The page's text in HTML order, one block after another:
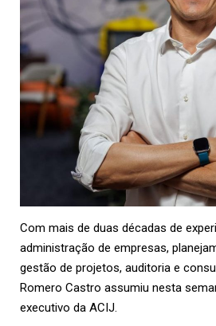
Com mais de duas décadas de
administração de empresas,
gestão de projetos, auditoria e
Romero Castro assumiu nesta
executivo da ACIJ